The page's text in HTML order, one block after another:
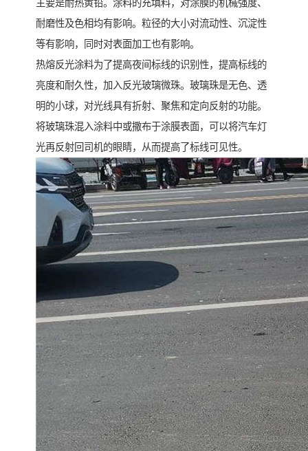
主要是耐热黄铅。涂料的充填料，对涂膜的机械强度、
耐磨性及色相均有影响。粒径的大小对流动性、沉淀性
等有影响，同时对表面加工也有影响。
热熔反光涂料为了提高夜间标线的识别性，提高标线的
亮度和耐久性，加入反光玻璃微珠。玻璃珠是无色、透
明的小球，对光线具有折射、聚焦和定向反射的功能。
将玻璃珠混入涂料中或撒布于涂膜表面，可以将汽车灯
光再反射回司机的眼睛，从而提高了标线可见性。